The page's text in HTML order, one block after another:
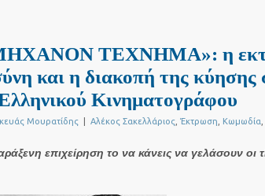
ΤΕΧΝΗΜΑ»: η
και η διακοπή της κύησης
Κινηματογράφου
Μουρατίδης Αλέκος Σακελλάριος Έκτρωση Κωμωδία
επιχείρηση το να κάνεις να γελάσουν οι